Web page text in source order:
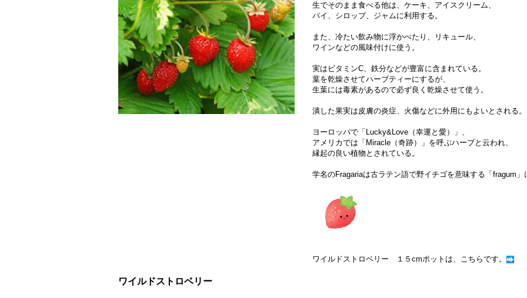
生でそのまま食べる他は、ケーキ、アイスクリーム、
パイ、シロップ、ジャムに利用する。
また、冷たい飲み物に浮かべたり、リキュール、
ワインなどの風味付けに使う。
実はビタミンC、鉄分などが豊富に含まれている。
葉を乾燥させてハーブティーにするが、
生葉には毒素があるので必ず良く乾燥させて使う。
潰した果実は皮膚の炎症、火傷などに外用にもよいとされる。
ヨーロッパで「Lucky&Love（幸運と愛）」、
アメリカでは「Miracle（奇跡）」を呼ぶハーブと云われ、
縁起の良い植物とされている。
学名のFragariaは古ラテン語で野イチゴを意味する「fragum」
ワイルドストロベリー １５cmポットは、こちらです。
ワイルドストロベリー